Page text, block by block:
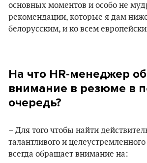
основных моментов и особо не
рекомендации, которые я дам
белорусским, и ко всем
На что HR-менеджер
внимание в резюме в
очередь?
– Для того чтобы найти
талантливого и
всегда обращает внимание на: